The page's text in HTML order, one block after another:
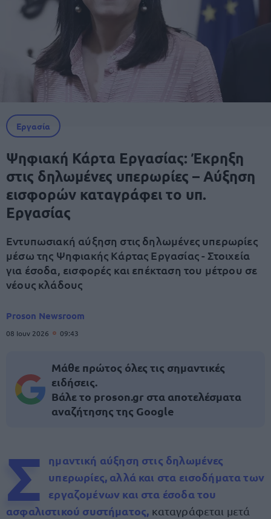
Εργασία
Ψηφιακή Κάρτα Εργασίας: Έκρηξη
στις δηλωμένες υπερωρίες – Αύξηση
εισφορών καταγράφει το υπ.
Εργασίας
Εντυπωσιακή αύξηση στις δηλωμένες υπερωρίες
μέσω της Ψηφιακής Κάρτας Εργασίας - Στοιχεία
για έσοδα, εισφορές και επέκταση του μέτρου σε
νέους κλάδους
Proson Newsroom
08 Ιουν 2026 09:43
Μάθε πρώτος όλες τις σημαντικές
ειδήσεις.
Βάλε το proson.gr στα αποτελέσματα
αναζήτησης της Google
Σ ημαντική αύξηση στις δηλωμένες
υπερωρίες, αλλά και στα εισοδήματα των
εργαζομένων και στα έσοδα του
ασφαλιστικού συστήματος, καταγράφεται μετά